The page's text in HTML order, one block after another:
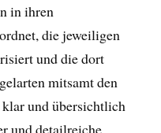
in ihren
die jeweiligen
und die dort
mitsamt den
und übersichtlich
und detailreiche